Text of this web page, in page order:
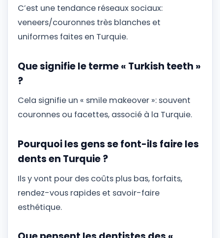
C’est une tendance réseaux sociaux:
veneers/couronnes très blanches et
uniformes faites en Turquie.
Que signifie le terme « Turkish teeth »
?
Cela signifie un « smile makeover »: souvent
couronnes ou facettes, associé à la Turquie.
Pourquoi les gens se font-ils faire les
dents en Turquie ?
Ils y vont pour des coûts plus bas, forfaits,
rendez-vous rapides et savoir-faire
esthétique.